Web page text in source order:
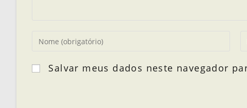
Salvar meus dados neste navegador